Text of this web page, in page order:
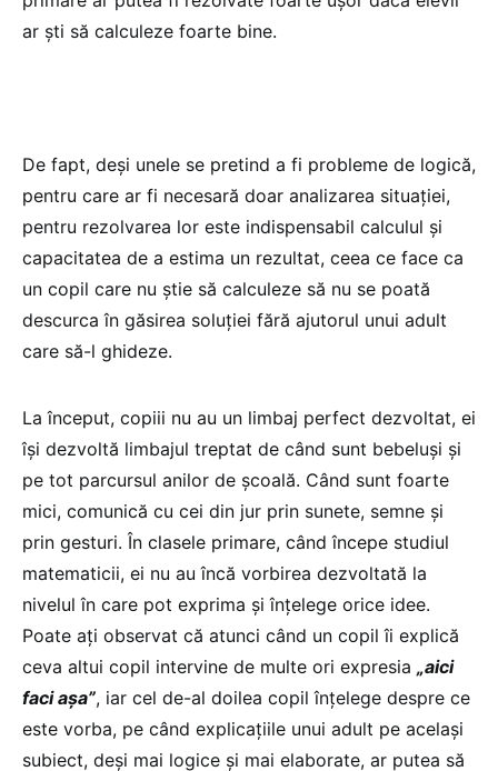
ar şti să calculeze foarte bine.
De fapt, deşi unele se pretind a fi probleme de logică,
pentru care ar fi necesară doar analizarea situaţiei,
pentru rezolvarea lor este indispensabil calculul şi
capacitatea de a estima un rezultat, ceea ce face ca
un copil care nu ştie să calculeze să nu se poată
descurca în găsirea soluţiei fără ajutorul unui adult
care să-l ghideze.
La început, copiii nu au un limbaj perfect dezvoltat, ei
îşi dezvoltă limbajul treptat de când sunt bebeluşi şi
pe tot parcursul anilor de şcoală. Când sunt foarte
mici, comunică cu cei din jur prin sunete, semne şi
prin gesturi. În clasele primare, când începe studiul
matematicii, ei nu au încă vorbirea dezvoltată la
nivelul în care pot exprima şi înţelege orice idee.
Poate aţi observat că atunci când un copil îi explică
ceva altui copil intervine de multe ori expresia „aici
faci aşa”, iar cel de-al doilea copil înţelege despre ce
este vorba, pe când explicaţiile unui adult pe acelaşi
subiect, deşi mai logice şi mai elaborate, ar putea să